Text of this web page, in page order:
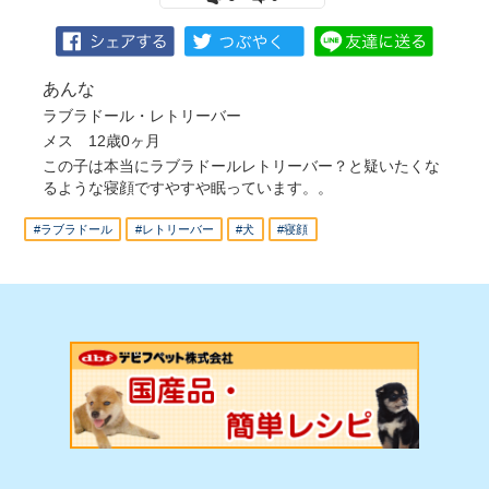
あんな
ラブラドール・レトリーバー
メス 12歳0ヶ月
この子は本当にラブラドールレトリーバー？と疑いたくな
るような寝顔ですやすや眠っています。。
#ラブラドール #レトリーバー #犬 #寝顔